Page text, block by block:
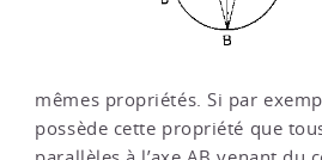
mêmes propriétés. Si par
possède cette propriété que